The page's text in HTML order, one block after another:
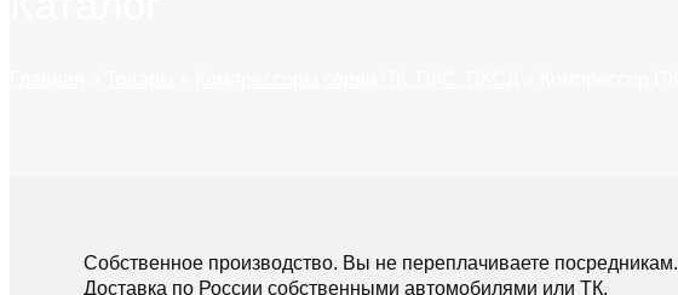
Собственное производство. Вы не переплачиваете посредникам.
Доставка по России собственными автомобилями или ТК.